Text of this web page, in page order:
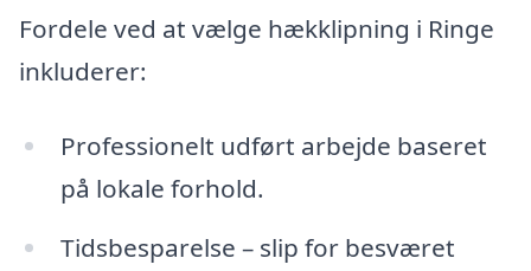
Fordele ved at vælge hækklipning i Ringe
inkluderer:
Professionelt udført arbejde baseret
på lokale forhold.
Tidsbesparelse – slip for besværet